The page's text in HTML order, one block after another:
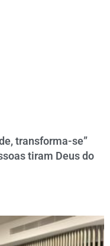
transforma-se”
tiram Deus do